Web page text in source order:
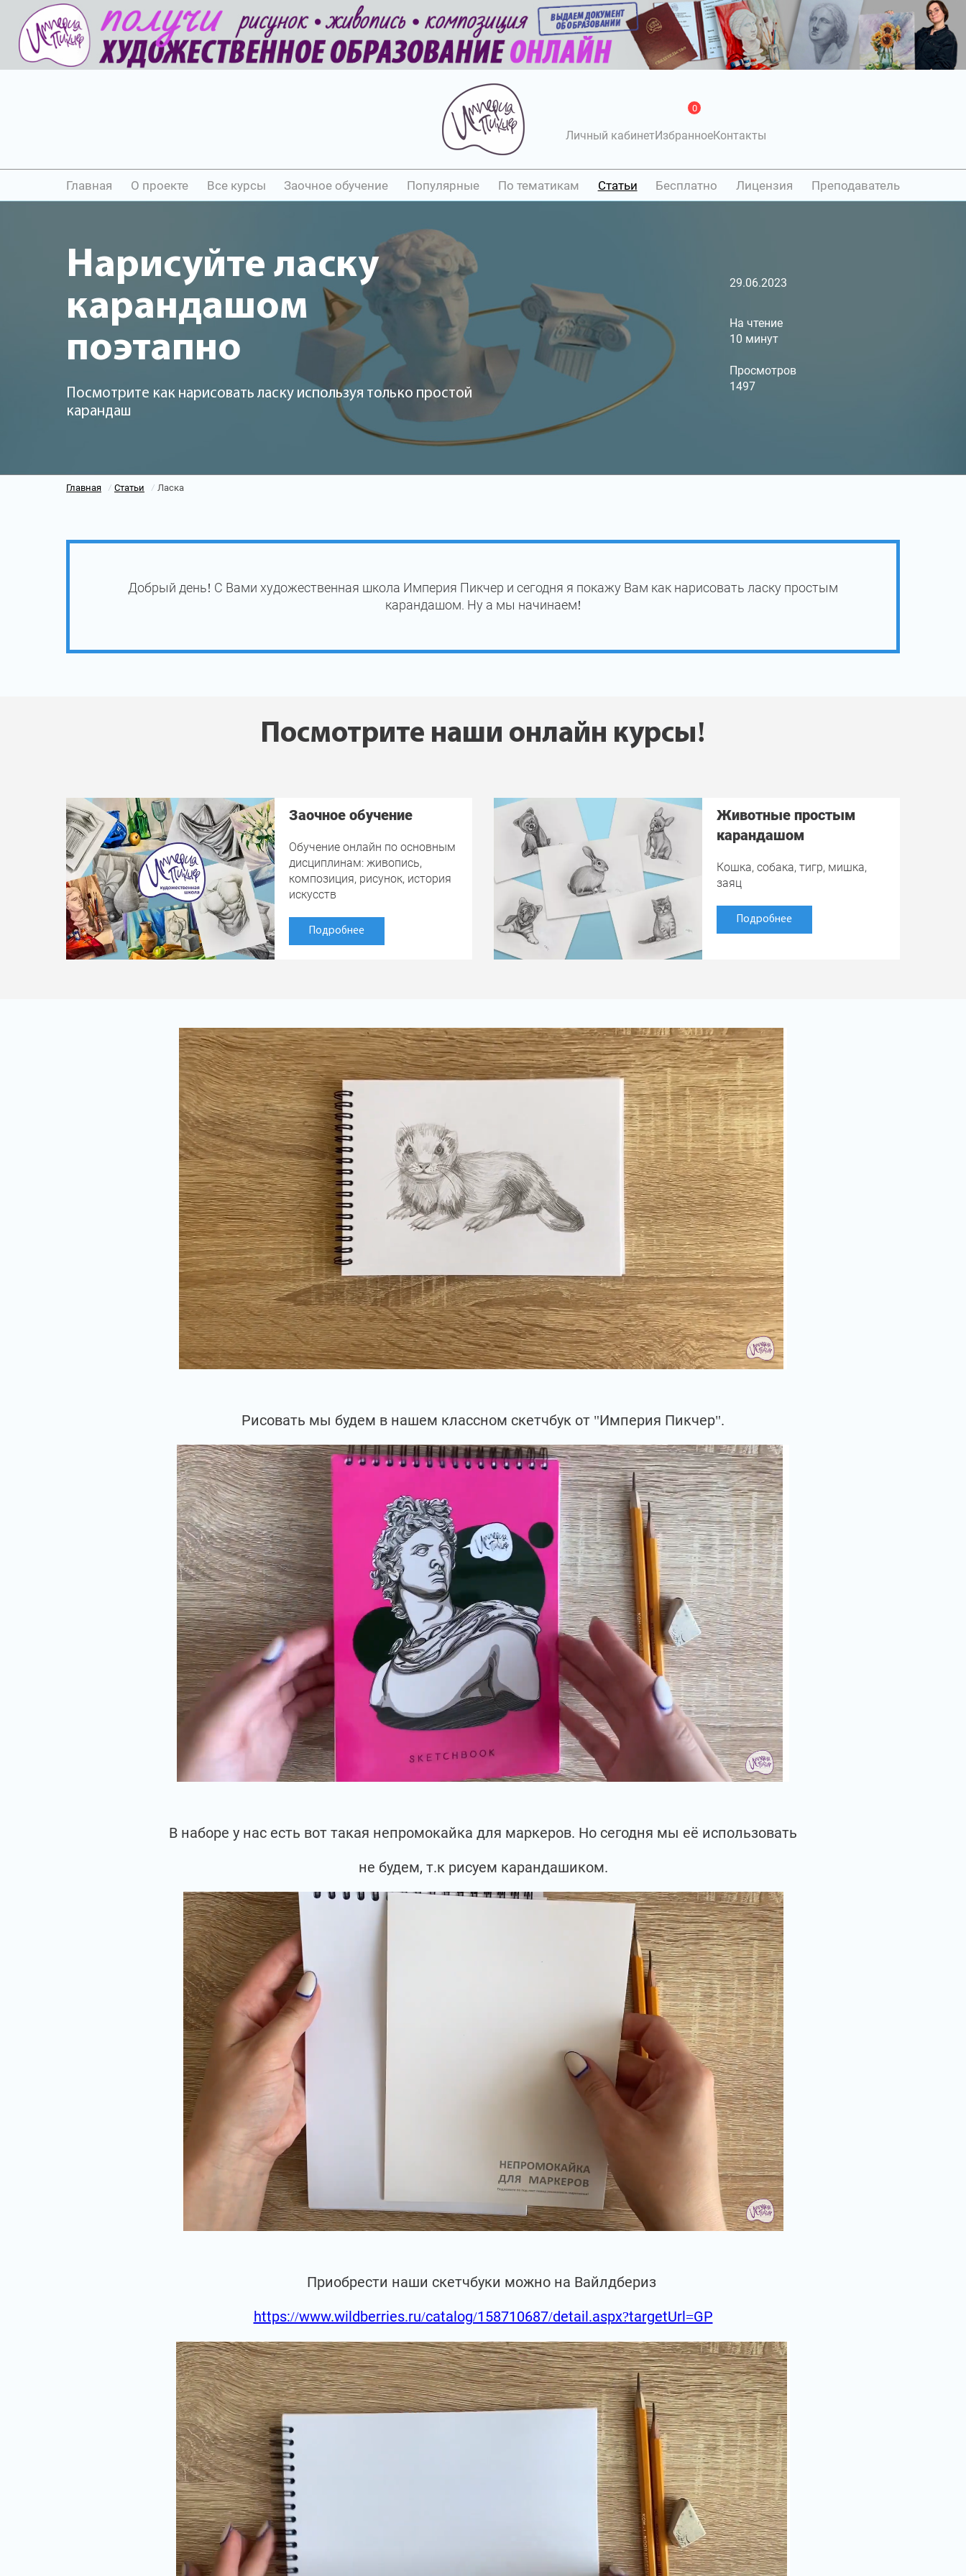
Личный кабинетИзбранное
0
Контакты
Главная О проекте Все курсы Заочное обучение Популярные По тематикам Статьи Бесплатно Лицензия Преподаватель
Нарисуйте ласку
карандашом
поэтапно
Посмотрите как нарисовать ласку используя только простой
карандаш
29.06.2023
На чтение
10 минут
Просмотров
1497
Главная / Статьи / Ласка
Добрый день! С Вами художественная школа Империя Пикчер и сегодня я покажу Вам как нарисовать ласку простым
карандашом. Ну а мы начинаем!
Посмотрите наши онлайн курсы!
Заочное обучение
Обучение онлайн по основным
дисциплинам: живопись,
композиция, рисунок, история
искусств
Подробнее
Животные простым
карандашом
Кошка, собака, тигр, мишка,
заяц
Подробнее
Рисовать мы будем в нашем классном скетчбук от "Империя Пикчер".
В наборе у нас есть вот такая непромокайка для маркеров. Но сегодня мы её использовать
не будем, т.к рисуем карандашиком.
Приобрести наши скетчбуки можно на Вайлдбериз
https://www.wildberries.ru/catalog/158710687/detail.aspx?targetUrl=GP